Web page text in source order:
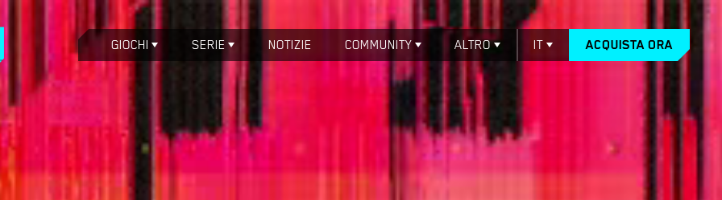
GIOCHI SERIE NOTIZIE COMMUNITY ALTRO IT ACQUISTA ORA